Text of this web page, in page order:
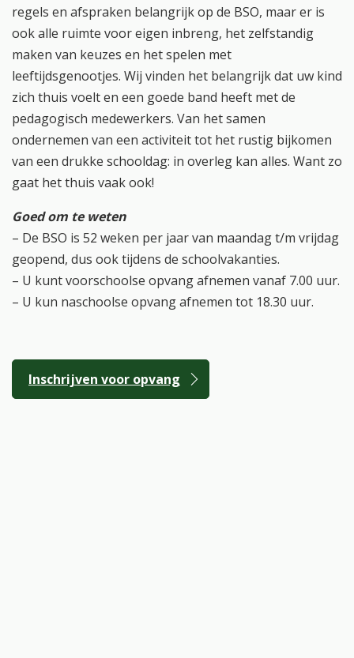
regels en afspraken belangrijk op de BSO, maar er is
ook alle ruimte voor eigen inbreng, het zelfstandig
maken van keuzes en het spelen met
leeftijdsgenootjes. Wij vinden het belangrijk dat uw kind
zich thuis voelt en een goede band heeft met de
pedagogisch medewerkers. Van het samen
ondernemen van een activiteit tot het rustig bijkomen
van een drukke schooldag: in overleg kan alles. Want zo
gaat het thuis vaak ook!
Goed om te weten
– De BSO is 52 weken per jaar van maandag t/m vrijdag
geopend, dus ook tijdens de schoolvakanties.
– U kunt voorschoolse opvang afnemen vanaf 7.00 uur.
– U kun naschoolse opvang afnemen tot 18.30 uur.
Inschrijven voor opvang